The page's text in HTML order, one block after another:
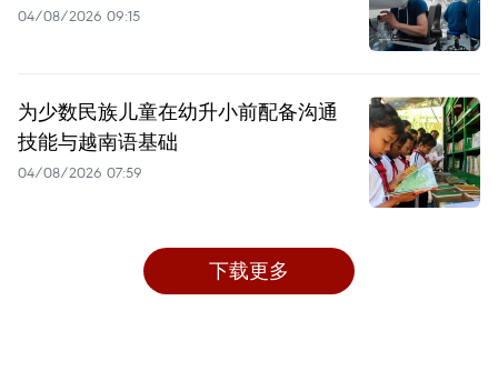
04/08/2026 09:15
为少数民族儿童在幼升小前配备沟通
技能与越南语基础
04/08/2026 07:59
下载更多